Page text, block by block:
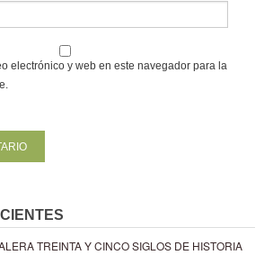
electrónico y web en este navegador para la
TREINTA Y CINCO SIGLOS DE HISTORIA